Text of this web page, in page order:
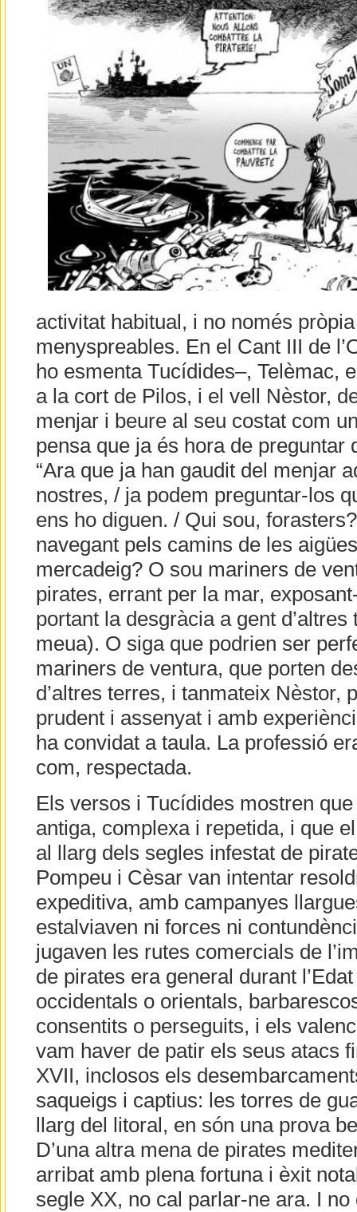
activitat habitual, i no només
menyspreables. En el Cant III de
ho esmenta Tucídides–, Telèmac,
a la cort de Pilos, i el vell Nèstor,
menjar i beure al seu costat com
pensa que ja és hora de preguntar
“Ara que ja han gaudit del menjar
nostres, / ja podem preguntar-los
ens ho diguen. / Qui sou,
navegant pels camins de les
mercadeig? O sou mariners de
pirates, errant per la mar,
portant la desgràcia a gent d’altres
meua). O siga que podrien ser
mariners de ventura, que porten
d’altres terres, i tanmateix Nèstor,
prudent i assenyat i amb
ha convidat a taula. La professió
com, respectada.
Els versos i Tucídides mostren
antiga, complexa i repetida, i que
al llarg dels segles infestat de
Pompeu i Cèsar van intentar
expeditiva, amb campanyes
estalviaven ni forces ni
jugaven les rutes comercials de
de pirates era general durant
occidentals o orientals,
consentits o perseguits, i els
vam haver de patir els seus atacs
XVII, inclosos els
saqueigs i captius: les torres de
llarg del litoral, en són una prova
D’una altra mena de pirates
arribat amb plena fortuna i èxit
segle XX, no cal parlar-ne ara. I